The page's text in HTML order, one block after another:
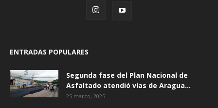
ENTRADAS POPULARES
Segunda fase del Plan Nacional de
Asfaltado atendió vías de Aragua...
25 marzo, 2025